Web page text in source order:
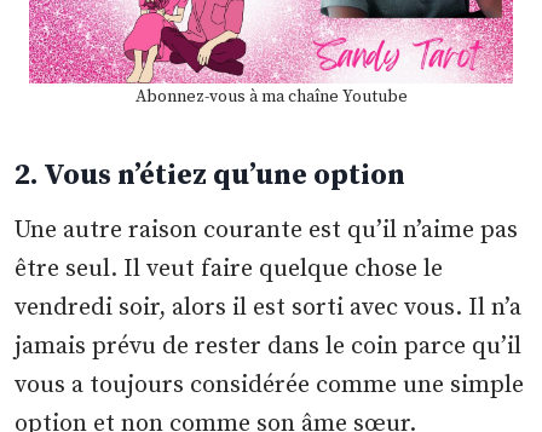
Abonnez-vous à ma chaîne Youtube
2. Vous n’étiez qu’une option
Une autre raison courante est qu’il n’aime pas
être seul. Il veut faire quelque chose le
vendredi soir, alors il est sorti avec vous. Il n’a
jamais prévu de rester dans le coin parce qu’il
vous a toujours considérée comme une simple
option et non comme son âme sœur.